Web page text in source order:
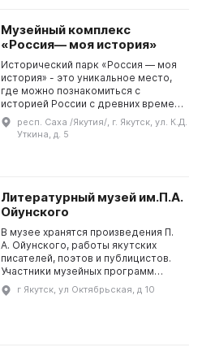
Музейный комплекс
«Россия— моя история»
Исторический парк «Россия — моя
история» - это уникальное место,
где можно познакомиться с
историей России с древних времен
и до наших дней. Экспозиция
представлена в разнообразных
формах информационн...
респ. Саха /Якутия/, г. Якутск, ул. К.Д.
Уткина, д. 5
Литературный музей им.П.А.
Ойунского
В музее хранятся произведения П.
А. Ойунского, работы якутских
писателей, поэтов и публицистов.
Участники музейных программ
могут посетить выставку и
прослушать лекции о жизни и
г Якутск, ул Октябрьская, д 10